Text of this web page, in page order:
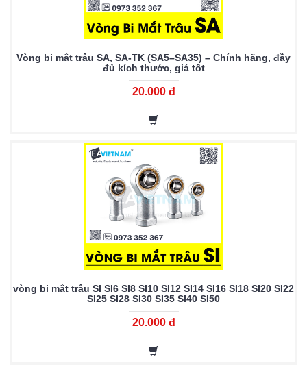
Vòng bi mắt trâu SA, SA-TK (SA5–SA35) – Chính hãng, đầy
đủ kích thước, giá tốt
20.000 đ
vòng bi mắt trâu SI SI6 SI8 SI10 SI12 SI14 SI16 SI18 SI20 SI22
SI25 SI28 SI30 SI35 SI40 SI50
20.000 đ